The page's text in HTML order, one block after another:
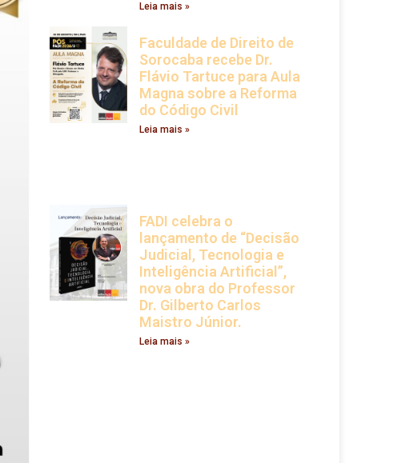
Leia mais »
Faculdade de Direito de
Sorocaba recebe Dr.
Flávio Tartuce para Aula
Magna sobre a Reforma
do Código Civil
Leia mais »
FADI celebra o
lançamento de “Decisão
Judicial, Tecnologia e
Inteligência Artificial”,
nova obra do Professor
Dr. Gilberto Carlos
Maistro Júnior.
Leia mais »